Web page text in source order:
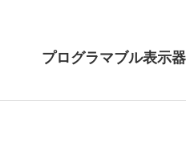
プログラマブル表示器